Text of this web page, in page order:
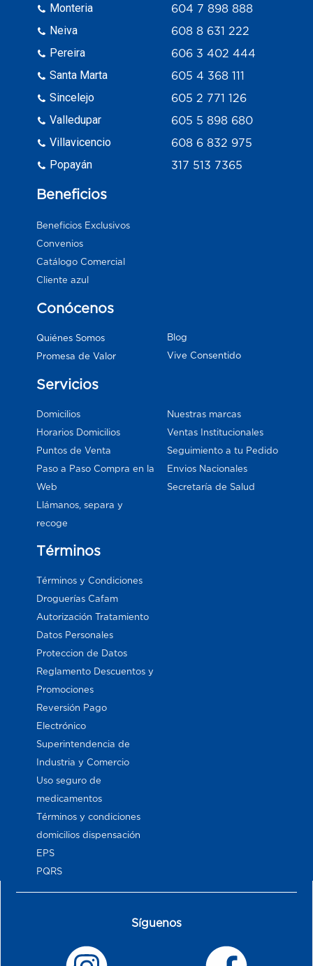
Monteria
Neiva
Pereira
Santa Marta
Sincelejo
Valledupar
Villavicencio
Popayán
604 7 898 888
608 8 631 222
606 3 402 444
605 4 368 111
605 2 771 126
605 5 898 680
608 6 832 975
317 513 7365
Beneficios
Beneficios Exclusivos
Convenios
Catálogo Comercial
Cliente azul
Conócenos
Quiénes Somos
Promesa de Valor
Blog
Vive Consentido
Servicios
Domicilios
Horarios Domicilios
Puntos de Venta
Paso a Paso Compra en la
Web
Llámanos, separa y
recoge
Nuestras marcas
Ventas Institucionales
Seguimiento a tu Pedido
Envios Nacionales
Secretaría de Salud
Términos
Términos y Condiciones
Droguerías Cafam
Autorización Tratamiento
Datos Personales
Proteccion de Datos
Reglamento Descuentos y
Promociones
Reversión Pago
Electrónico
Superintendencia de
Industria y Comercio
Uso seguro de
medicamentos
Términos y condiciones
domicilios dispensación
EPS
PQRS
Síguenos